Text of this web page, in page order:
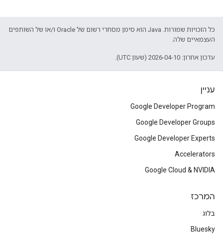
כל הזכויות שמורות. Java הוא סימן מסחרי רשום של Oracle ו/או של השותפים
העצמאיים שלה.
עדכון אחרון: 2026-04-10 (שעון UTC).
עניין
Google Developer Program
Google Developer Groups
Google Developer Experts
Accelerators
Google Cloud & NVIDIA
המרכז
בלוג
Bluesky